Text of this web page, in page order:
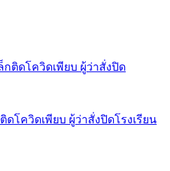
ดโควิดเพียบ ผู้ว่าสั่งปิดโรงเรียน